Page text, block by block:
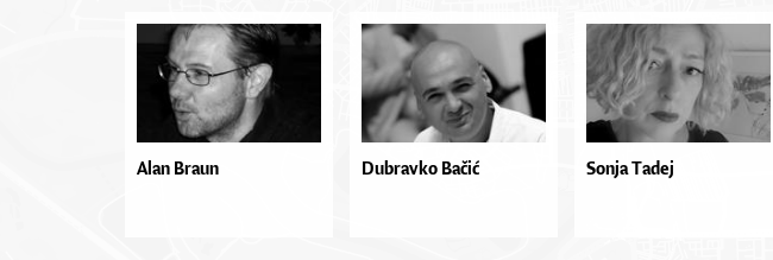
Alan Braun Dubravko Bačić Sonja Tadej